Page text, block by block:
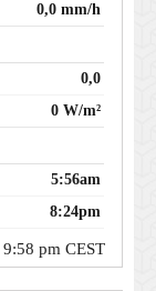
0,0 mm/h
0,0
0 W/m²
5:56am
8:24pm
pm CEST